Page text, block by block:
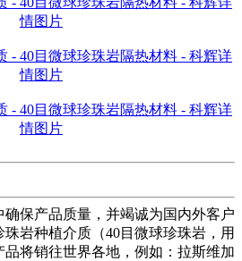
保产品质量，并竭诚为国内外客户
岩种植介质（40目微球珍珠岩，用
将销往世界各地，例如：拉斯维加